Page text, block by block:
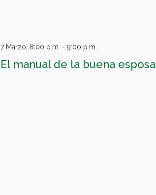
El manual de la buena esposa
7 Marzo, 8:00 p.m. - 9:00 p.m.